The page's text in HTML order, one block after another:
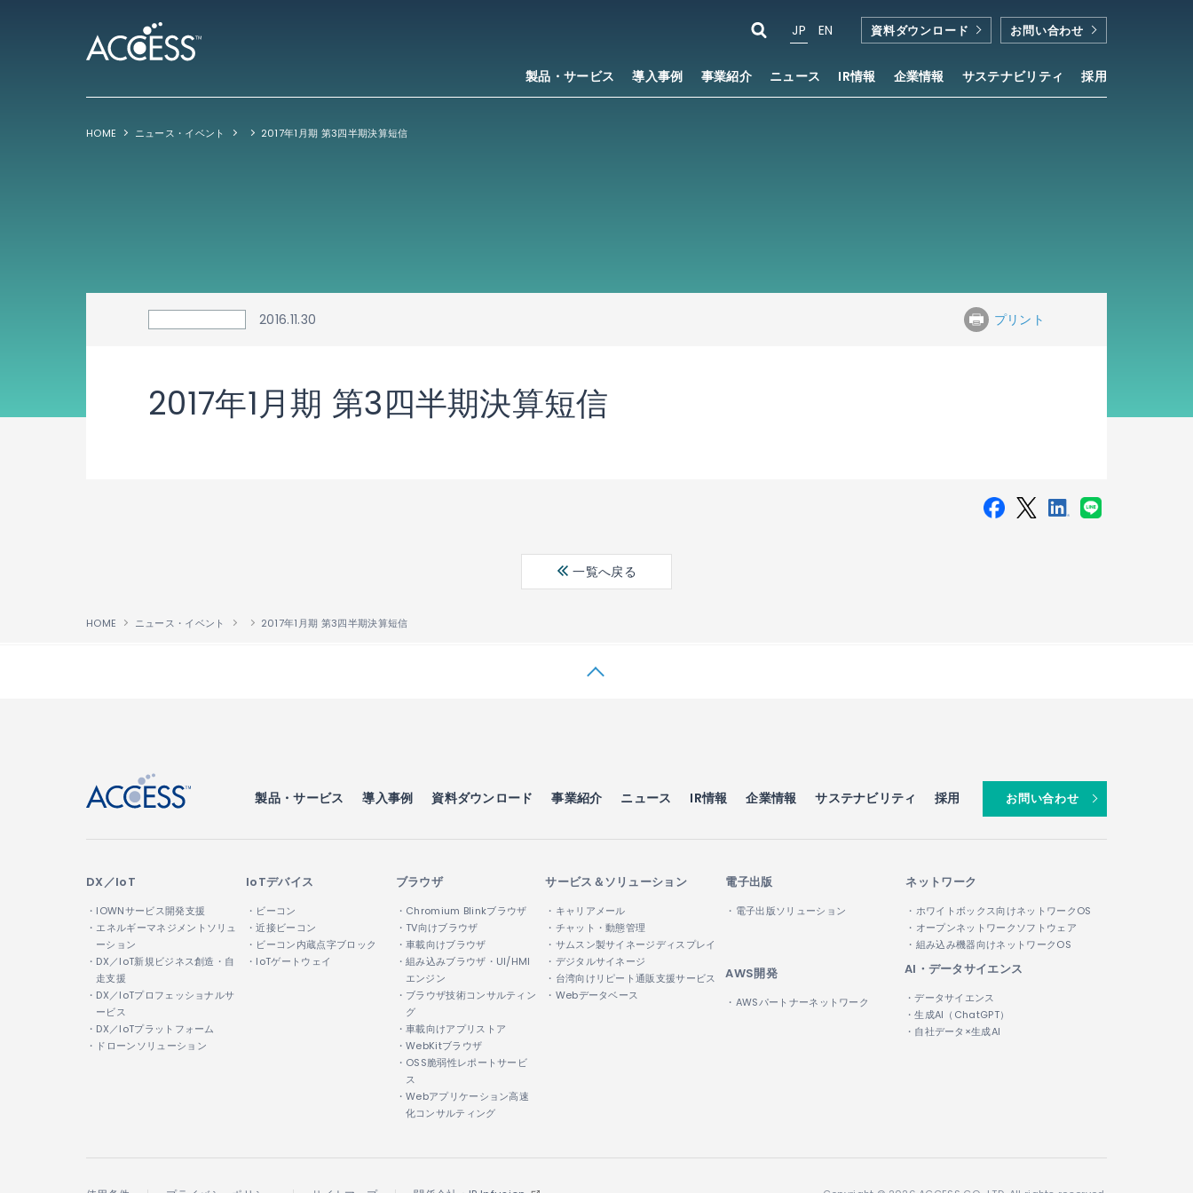
製品・サービス 導入事例 事業紹介 ニュース IR情報 企業情報 サステナビリティ 採用
JP EN 資料ダウンロード お問い合わせ
HOME ニュース・イベント 2017年1月期 第3四半期決算短信
2016.11.30 プリント
2017年1月期 第3四半期決算短信
一覧へ戻る
HOME ニュース・イベント 2017年1月期 第3四半期決算短信
製品・サービス 導入事例 資料ダウンロード 事業紹介 ニュース IR情報 企業情報 サステナビリティ 採用 お問い合わせ
DX／IoT
・IOWNサービス開発支援
・エネルギーマネジメントソリュ
ーション
・DX／IoT新規ビジネス創造・自
走支援
・DX／IoTプロフェッショナルサ
ービス
・DX／IoTプラットフォーム
・ドローンソリューション
IoTデバイス
・ビーコン
・近接ビーコン
・ビーコン内蔵点字ブロック
・IoTゲートウェイ
ブラウザ
・Chromium Blinkブラウザ
・TV向けブラウザ
・車載向けブラウザ
・組み込みブラウザ・UI/HMI
エンジン
・ブラウザ技術コンサルティン
グ
・車載向けアプリストア
・WebKitブラウザ
・OSS脆弱性レポートサービ
ス
・Webアプリケーション高速
化コンサルティング
サービス＆ソリューション
・キャリアメール
・チャット・動態管理
・サムスン製サイネージディスプレイ
・デジタルサイネージ
・台湾向けリピート通販支援サービス
・Webデータベース
電子出版
・電子出版ソリューション
ネットワーク
・ホワイトボックス向けネットワークOS
・オープンネットワークソフトウェア
・組み込み機器向けネットワークOS
AWS開発
・AWSパートナーネットワーク
AI・データサイエンス
・データサイエンス
・生成AI（ChatGPT）
・自社データ×生成AI